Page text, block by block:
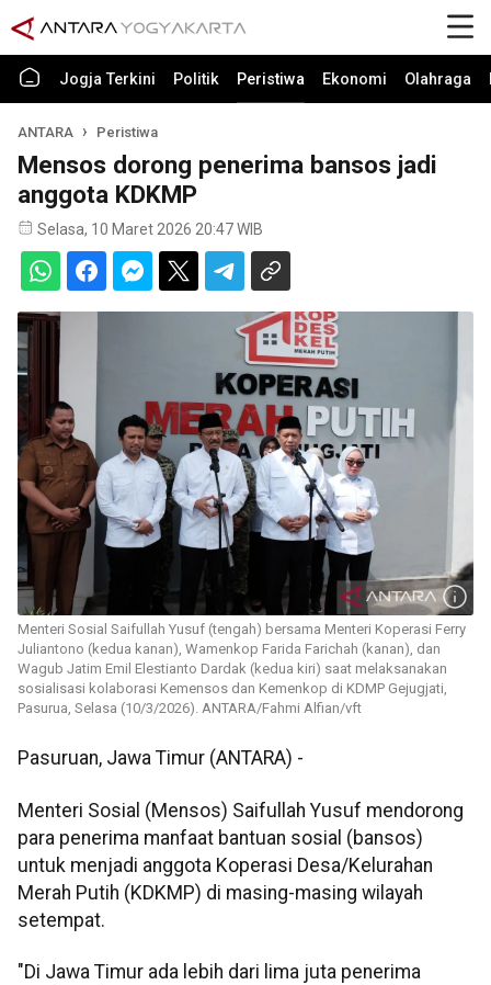
Jogja Terkini Politik Peristiwa Ekonomi Olahraga
ANTARA Peristiwa
Mensos dorong penerima bansos jadi
anggota KDKMP
Selasa, 10 Maret 2026 20:47 WIB
Menteri Sosial Saifullah Yusuf (tengah) bersama Menteri Koperasi Ferry
Juliantono (kedua kanan), Wamenkop Farida Farichah (kanan), dan
Wagub Jatim Emil Elestianto Dardak (kedua kiri) saat melaksanakan
sosialisasi kolaborasi Kemensos dan Kemenkop di KDMP Gejugjati,
Pasurua, Selasa (10/3/2026). ANTARA/Fahmi Alfian/vft
Pasuruan, Jawa Timur (ANTARA) -
Menteri Sosial (Mensos) Saifullah Yusuf mendorong
para penerima manfaat bantuan sosial (bansos)
untuk menjadi anggota Koperasi Desa/Kelurahan
Merah Putih (KDKMP) di masing-masing wilayah
setempat.
"Di Jawa Timur ada lebih dari lima juta penerima